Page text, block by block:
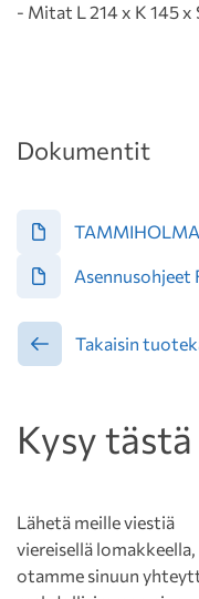
- Mitat L 214 x K 145 x
Dokumentit
Asennusohjeet
Takaisin
Kysy
Lähetä meille viestiä
viereisellä lomakkeella,
otamme sinuun